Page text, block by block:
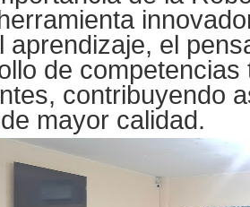
aprendizaje, el
de competencias
contribuyendo
mayor calidad.